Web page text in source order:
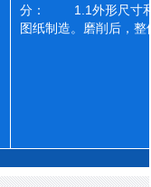
分： 1.1外形尺寸和
图纸制造。磨削后，